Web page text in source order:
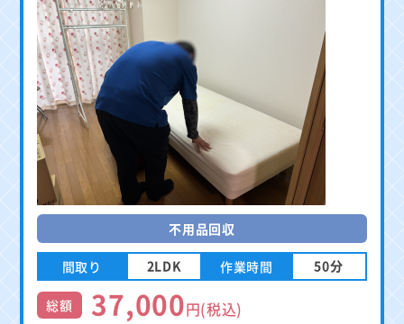
不用品回収
間取り 2LDK 作業時間 50分
総額 37,000円(税込)